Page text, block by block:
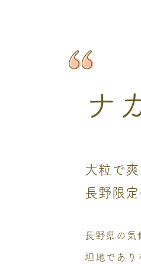
ナ
大粒で
長野限
長野県の
坦地であ